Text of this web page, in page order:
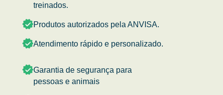
treinados.
Produtos autorizados pela ANVISA.
Atendimento rápido e personalizado.
Garantia de segurança para
pessoas e animais